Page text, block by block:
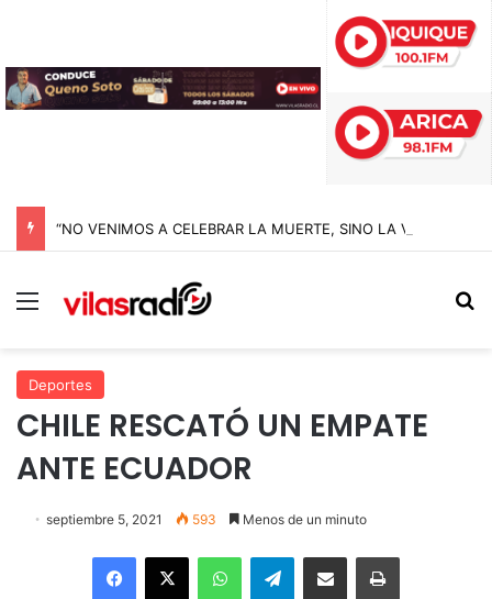
Menú
Deportes
CHILE RESCATÓ UN EMPATE
ANTE ECUADOR
septiembre 5, 2021 593 Menos de un minuto
Facebook
X WhatsAppTelegramEnviar vía email Imprimir